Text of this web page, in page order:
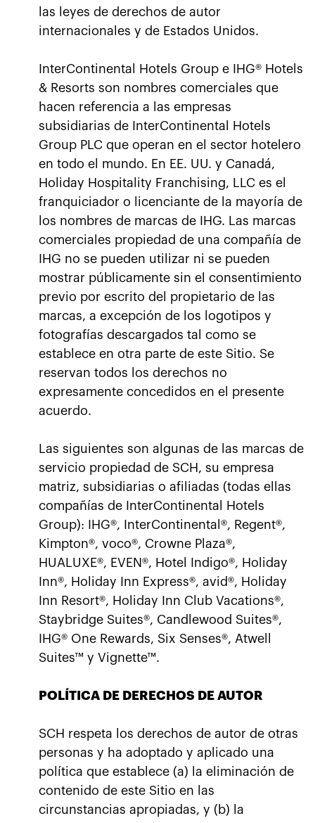
las leyes de derechos de autor
internacionales y de Estados Unidos.
InterContinental Hotels Group e IHG® Hotels
& Resorts son nombres comerciales que
hacen referencia a las empresas
subsidiarias de InterContinental Hotels
Group PLC que operan en el sector hotelero
en todo el mundo. En EE. UU. y Canadá,
Holiday Hospitality Franchising, LLC es el
franquiciador o licenciante de la mayoría de
los nombres de marcas de IHG. Las marcas
comerciales propiedad de una compañía de
IHG no se pueden utilizar ni se pueden
mostrar públicamente sin el consentimiento
previo por escrito del propietario de las
marcas, a excepción de los logotipos y
fotografías descargados tal como se
establece en otra parte de este Sitio. Se
reservan todos los derechos no
expresamente concedidos en el presente
acuerdo.
Las siguientes son algunas de las marcas de
servicio propiedad de SCH, su empresa
matriz, subsidiarias o afiliadas (todas ellas
compañías de InterContinental Hotels
Group): IHG®, InterContinental®, Regent®,
Kimpton®, voco®, Crowne Plaza®,
HUALUXE®, EVEN®, Hotel Indigo®, Holiday
Inn®, Holiday Inn Express®, avid®, Holiday
Inn Resort®, Holiday Inn Club Vacations®,
Staybridge Suites®, Candlewood Suites®,
IHG® One Rewards, Six Senses®, Atwell
Suites™ y Vignette™.
POLÍTICA DE DERECHOS DE AUTOR
SCH respeta los derechos de autor de otras
personas y ha adoptado y aplicado una
política que establece (a) la eliminación de
contenido de este Sitio en las
circunstancias apropiadas, y (b) la